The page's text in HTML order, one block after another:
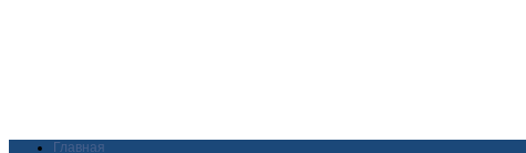
Главная